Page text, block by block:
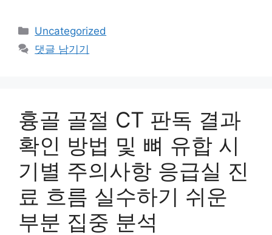
카
테
Uncategorized
댓글 남기기
흉골 골절 CT 판독 결과
확인 방법 및 뼈 유합 시
기별 주의사항 응급실 진
료 흐름 실수하기 쉬운
부분 집중 분석